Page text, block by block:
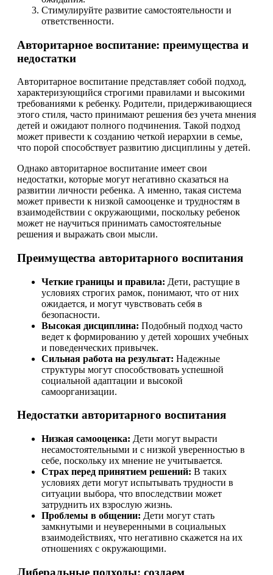
Стимулируйте развитие самостоятельности и
ответственности.
Авторитарное воспитание: преимущества и
недостатки
Авторитарное воспитание представляет собой подход,
характеризующийся строгими правилами и высокими
требованиями к ребенку. Родители, придерживающиеся
этого стиля, часто принимают решения без учета мнения
детей и ожидают полного подчинения. Такой подход
может привести к созданию четкой иерархии в семье,
что порой способствует развитию дисциплины у детей.
Однако авторитарное воспитание имеет свои
недостатки, которые могут негативно сказаться на
развитии личности ребенка. А именно, такая система
может привести к низкой самооценке и трудностям в
взаимодействии с окружающими, поскольку ребенок
может не научиться принимать самостоятельные
решения и выражать свои мысли.
Преимущества авторитарного воспитания
Четкие границы и правила: Дети, растущие в
условиях строгих рамок, понимают, что от них
ожидается, и могут чувствовать себя в
безопасности.
Высокая дисциплина: Подобный подход часто
ведет к формированию у детей хороших учебных
и поведенческих привычек.
Сильная работа на результат: Надежные
структуры могут способствовать успешной
социальной адаптации и высокой
самоорганизации.
Недостатки авторитарного воспитания
Низкая самооценка: Дети могут вырасти
несамостоятельными и с низкой уверенностью в
себе, поскольку их мнение не учитывается.
Страх перед принятием решений: В таких
условиях дети могут испытывать трудности в
ситуации выбора, что впоследствии может
затруднить их взрослую жизнь.
Проблемы в общении: Дети могут стать
замкнутыми и неуверенными в социальных
взаимодействиях, что негативно скажется на их
отношениях с окружающими.
Либеральные подходы: создаем